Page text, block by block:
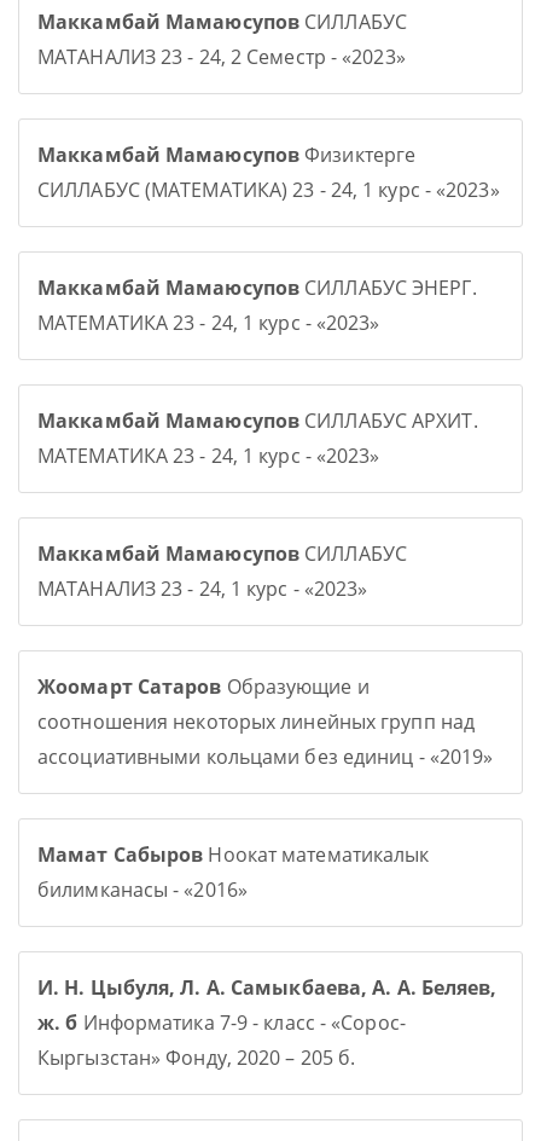
Маккамбай Мамаюсупов СИЛЛАБУС
МАТАНАЛИЗ 23 - 24, 2 Семестр - «2023»
Маккамбай МамаюсуповФизиктерге
СИЛЛАБУС (МАТЕМАТИКА) 23 - 24, 1 курс - «2023»
Маккамбай Мамаюсупов СИЛЛАБУС ЭНЕРГ.
МАТЕМАТИКА 23 - 24, 1 курс - «2023»
Маккамбай Мамаюсупов СИЛЛАБУС АРХИТ.
МАТЕМАТИКА 23 - 24, 1 курс - «2023»
Маккамбай Мамаюсупов СИЛЛАБУС
МАТАНАЛИЗ 23 - 24, 1 курс - «2023»
Жоомарт Сатаров Образующие и
соотношения некоторых линейных групп над
ассоциативными кольцами без единиц - «2019»
Мамат Сабыров Ноокат математикалык
билимканасы - «2016»
И. Н. Цыбуля, Л. А. Самыкбаева, А. А. Беляев,
ж. б Информатика 7-9 - класс - «Сорос-
Кыргызстан» Фонду, 2020 – 205 б.